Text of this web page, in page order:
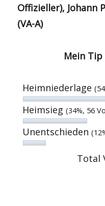
Offizieller), Johann
(VA-A)
Mein Tip
Heimniederlage
Heimsieg(34%, 56
Unentschieden
Total